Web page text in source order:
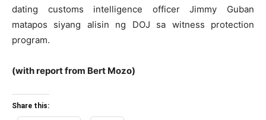
dating customs intelligence officer Jimmy Guban
matapos siyang alisin ng DOJ sa witness protection
program.
(with report from Bert Mozo)
Share this: